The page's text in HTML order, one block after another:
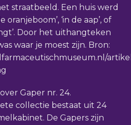
straatbeeld. Een huis werd
oranjeboom’, ‘in de aap’, of
Door het uithangteken
waar je moest zijn. Bron:
Gaper nr. 24.
collectie bestaat uit 24
De Gapers zijn